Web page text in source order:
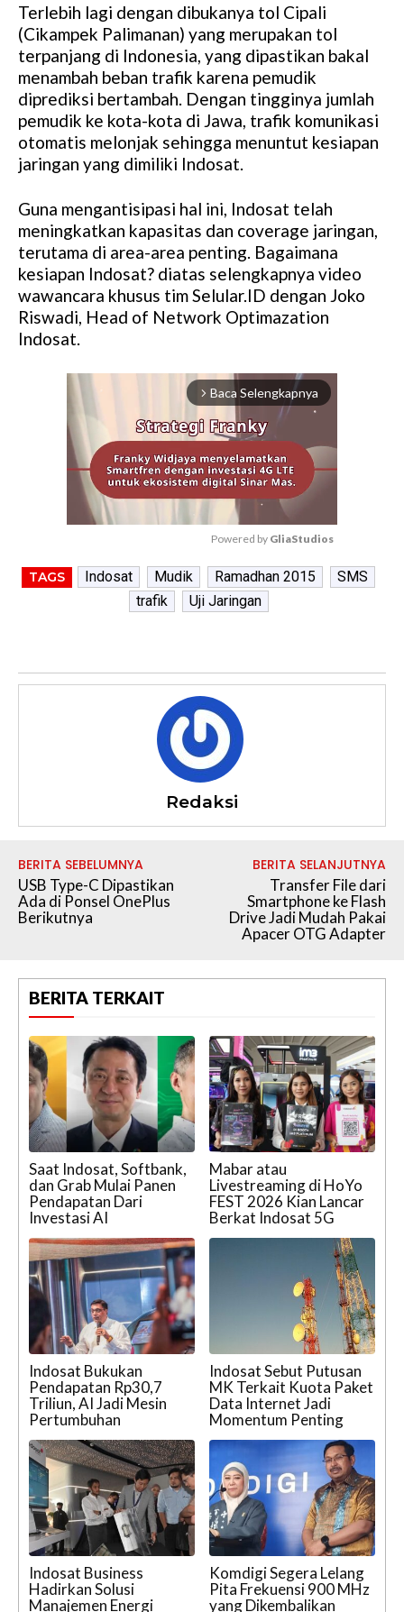
Terlebih lagi dengan dibukanya tol Cipali
(Cikampek Palimanan) yang merupakan tol
terpanjang di Indonesia, yang dipastikan bakal
menambah beban trafik karena pemudik
diprediksi bertambah. Dengan tingginya jumlah
pemudik ke kota-kota di Jawa, trafik komunikasi
otomatis melonjak sehingga menuntut kesiapan
jaringan yang dimiliki Indosat.
Guna mengantisipasi hal ini, Indosat telah
meningkatkan kapasitas dan coverage jaringan,
terutama di area-area penting. Bagaimana
kesiapan Indosat? diatas selengkapnya video
wawancara khusus tim Selular.ID dengan Joko
Riswadi, Head of Network Optimazation
Indosat.
arrow_forward_ios Baca Selengkapnya
M
u
Powered by GliaStudios
TAGS Indosat Mudik Ramadhan 2015
SMS
trafik
Uji Jaringan
Redaksi
BERITA SEBELUMNYA
USB Type-C Dipastikan
Ada di Ponsel OnePlus
Berikutnya
BERITA SELANJUTNYA
Transfer File dari
Smartphone ke Flash
Drive Jadi Mudah Pakai
Apacer OTG Adapter
BERITA TERKAIT
Saat Indosat, Softbank,
dan Grab Mulai Panen
Pendapatan Dari
Investasi AI
Mabar atau
Livestreaming di HoYo
FEST 2026 Kian Lancar
Berkat Indosat 5G
Indosat Bukukan
Pendapatan Rp30,7
Triliun, AI Jadi Mesin
Pertumbuhan
Indosat Sebut Putusan
MK Terkait Kuota Paket
Data Internet Jadi
Momentum Penting
Indosat Business
Hadirkan Solusi
Manajemen Energi
Komdigi Segera Lelang
Pita Frekuensi 900 MHz
yang Dikembalikan